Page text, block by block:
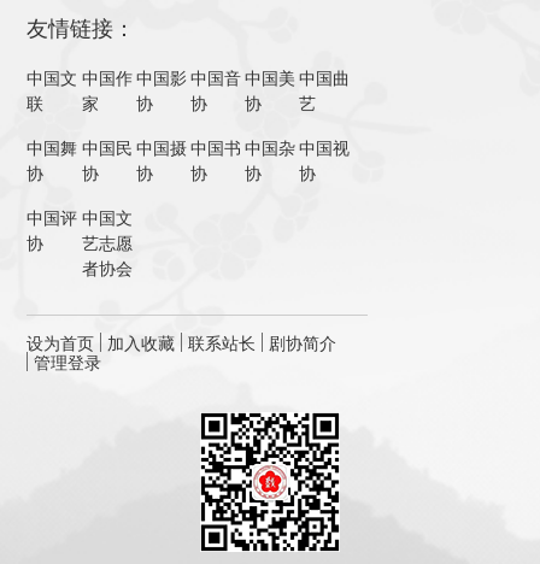
友情链接：
中国文
联
中国作
家
中国影
协
中国音
协
中国美
协
中国曲
艺
中国舞
协
中国民
协
中国摄
协
中国书
协
中国杂
协
中国视
协
中国评
协
中国文
艺志愿
者协会
设为首页 加入收藏 联系站长
剧协简介
管理登录